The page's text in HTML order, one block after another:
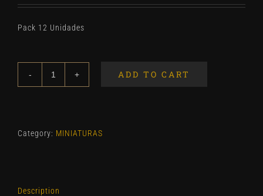
Pack 12 Unidades
Pack
ADD TO CART
Category: MINIATURAS
Description